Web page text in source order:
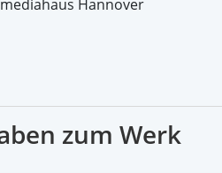
Hannover
zum Werk